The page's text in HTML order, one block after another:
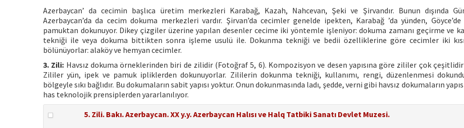
Azerbaycan’ da cecimin başlıca üretim merkezleri Karabağ, Kazah, Nahcevan, Şeki ve Şirvandır. Bunun dışında
Azerbaycan’da da cecim dokuma merkezleri vardır. Şirvan’da cecimler genelde ipekten, Karabağ ’da yünden, Göyce’de
pamuktan dokunuyor. Dikey çizgiler üzerine yapılan desenler cecime iki yöntemle işleniyor: dokuma zamanı geçirme ve
tekniği ile veya dokuma bittikten sonra işleme usulü ile. Dokunma tekniği ve bedii özelliklerine göre cecimler iki
bölünüyorlar: alaköy ve hemyan cecimler.
3. Zili: Havsız dokuma örneklerinden biri de zilidir (Fotoğraf 5, 6). Kompozisyon ve desen yapısına göre zililer çok
Zililer yün, ipek ve pamuk ipliklerden dokunuyorlar. Zililerin dokunma tekniği, kullanımı, rengi, düzenlenmesi
bölgeyle sıkı bağlıdır. Bu dokumaların sabit yapısı yoktur. Onun dokunmasında ladı, şedde, verni gibi havsız dokumaların
has teknolojik prensiplerden yararlanılıyor.
5. Zili. Bakı. Azerbaycan. XX y.y. Azerbaycan Halısı ve Halq Tatbiki Sanatı Devlet Muzesi.